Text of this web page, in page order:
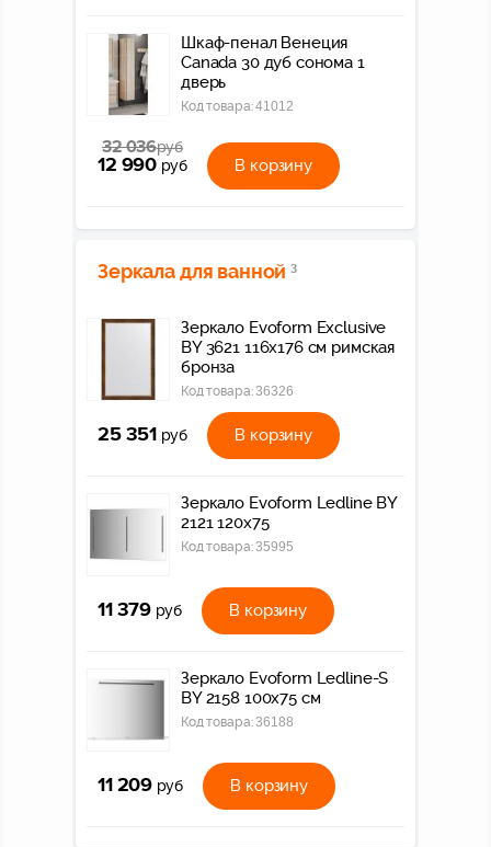
Шкаф-пенал Венеция
Canada 30 дуб сонома 1
дверь
Код товара:41012
32 036руб
12 990 руб В корзину
Зеркала для ванной 3
Зеркало Evoform Exclusive
BY 3621 116x176 см римская
бронза
Код товара:36326
25 351 руб В корзину
Зеркало Evoform Ledline BY
2121 120x75
Код товара:35995
11 379 руб В корзину
Зеркало Evoform Ledline-S
BY 2158 100x75 см
Код товара:36188
11 209 руб В корзину